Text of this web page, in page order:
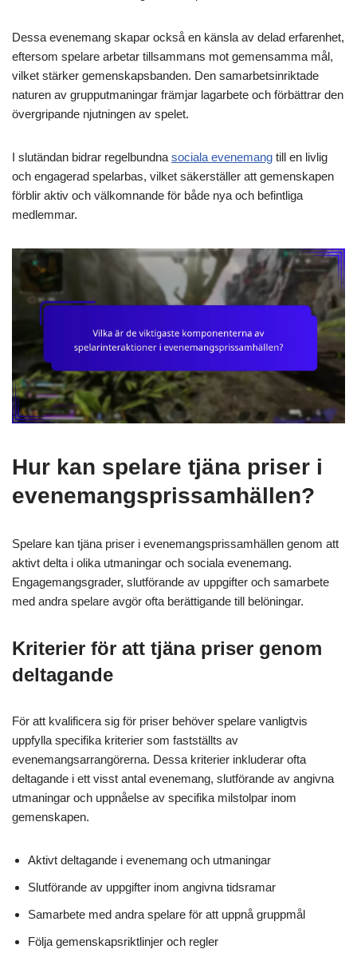
Dessa evenemang skapar också en känsla av delad erfarenhet,
eftersom spelare arbetar tillsammans mot gemensamma mål,
vilket stärker gemenskapsbanden. Den samarbetsinriktade
naturen av grupputmaningar främjar lagarbete och förbättrar den
övergripande njutningen av spelet.
I slutändan bidrar regelbundna sociala evenemang till en livlig
och engagerad spelarbas, vilket säkerställer att gemenskapen
förblir aktiv och välkomnande för både nya och befintliga
medlemmar.
Hur kan spelare tjäna priser i
evenemangsprissamhällen?
Spelare kan tjäna priser i evenemangsprissamhällen genom att
aktivt delta i olika utmaningar och sociala evenemang.
Engagemangsgrader, slutförande av uppgifter och samarbete
med andra spelare avgör ofta berättigande till belöningar.
Kriterier för att tjäna priser genom
deltagande
För att kvalificera sig för priser behöver spelare vanligtvis
uppfylla specifika kriterier som fastställts av
evenemangsarrangörerna. Dessa kriterier inkluderar ofta
deltagande i ett visst antal evenemang, slutförande av angivna
utmaningar och uppnåelse av specifika milstolpar inom
gemenskapen.
Aktivt deltagande i evenemang och utmaningar
Slutförande av uppgifter inom angivna tidsramar
Samarbete med andra spelare för att uppnå gruppmål
Följa gemenskapsriktlinjer och regler